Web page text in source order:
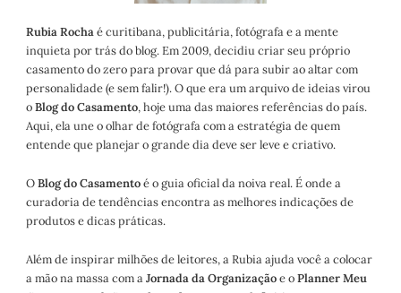
Rubia Rochaé curitibana, publicitária, fotógrafa e a mente
inquieta por trás do blog. Em 2009, decidiu criar seu próprio
casamento do zero para provar que dá para subir ao altar com
personalidade (e sem falir!). O que era um arquivo de ideias virou
oBlog do Casamento, hoje uma das maiores referências do país.
Aqui, ela une o olhar de fotógrafa com a estratégia de quem
entende que planejar o grande dia deve ser leve e criativo.
OBlog do Casamentoé o guia oficial da noiva real. É onde a
curadoria de tendências encontra as melhores indicações de
produtos e dicas práticas.
Além de inspirar milhões de leitores, a Rubia ajuda você a colocar
a mão na massa com aJornada da Organizaçãoe oPlanner Meu